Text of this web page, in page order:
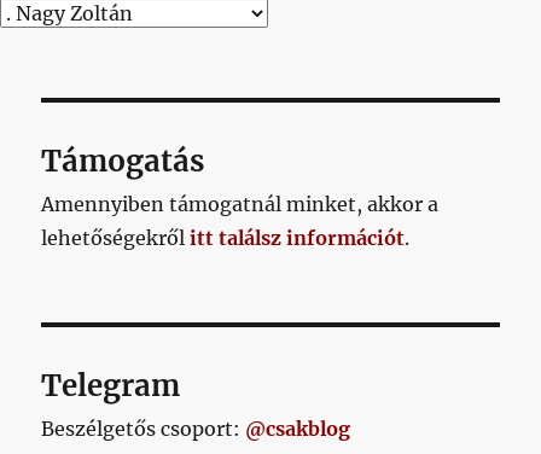
Támogatás
Amennyiben támogatnál minket, akkor a
lehetőségekrőlitt találsz információt.
Telegram
Beszélgetős csoport: @csakblog